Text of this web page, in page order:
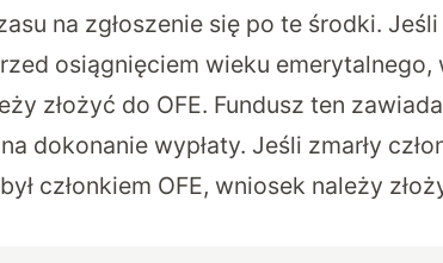
na zgłoszenie się po te środki. Jeśli
osiągnięciem wieku
złożyć do OFE. Fundusz ten
dokonanie wypłaty. Jeśli zmarły
członkiem OFE, wniosek należy